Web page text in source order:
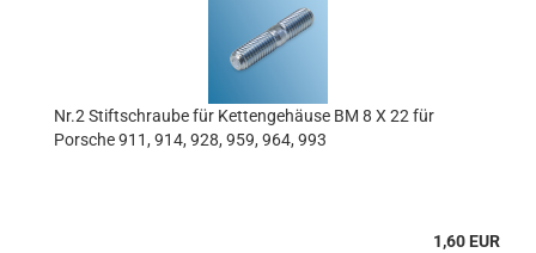
Nr.2 Stiftschraube für Kettengehäuse BM 8 X 22 für
Porsche 911, 914, 928, 959, 964, 993
1,60 EUR